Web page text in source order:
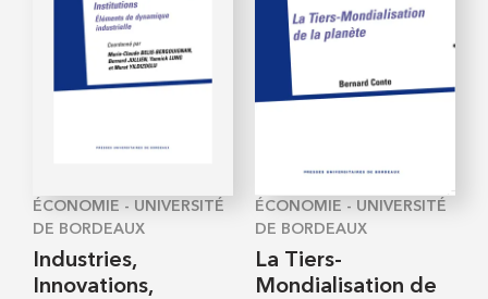
ÉCONOMIE - UNIVERSITÉ
DE BORDEAUX
Industries,
Innovations,
ÉCONOMIE - UNIVERSITÉ
DE BORDEAUX
La Tiers-
Mondialisation de